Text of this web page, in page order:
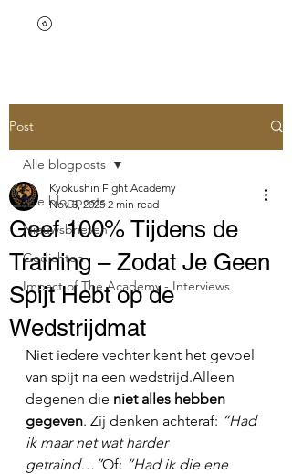
Post
Alle blogposts
Nieuwsbrieven
Gedichten
Impact of The Academy - Interviews
Alle blogposts
Geef 100% Tijdens de
Training – Zodat Je Geen
Spijt Hebt op de
Wedstrijdmat
Kyokushin Fight Academy
Nov 3, 2025 2 min read
Niet iedere vechter kent het gevoel
van spijt na een wedstrijd.Alleen
degenen die niet alles hebben
gegeven. Zij denken achteraf: “Had
ik maar net wat harder
getraind…”Of: “Had ik die ene